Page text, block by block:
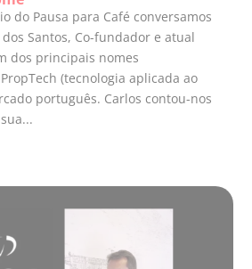
do Pausa para Café conversamos
dos Santos, Co-fundador e atual
dos principais nomes
(tecnologia aplicada ao
português. Carlos contou-nos